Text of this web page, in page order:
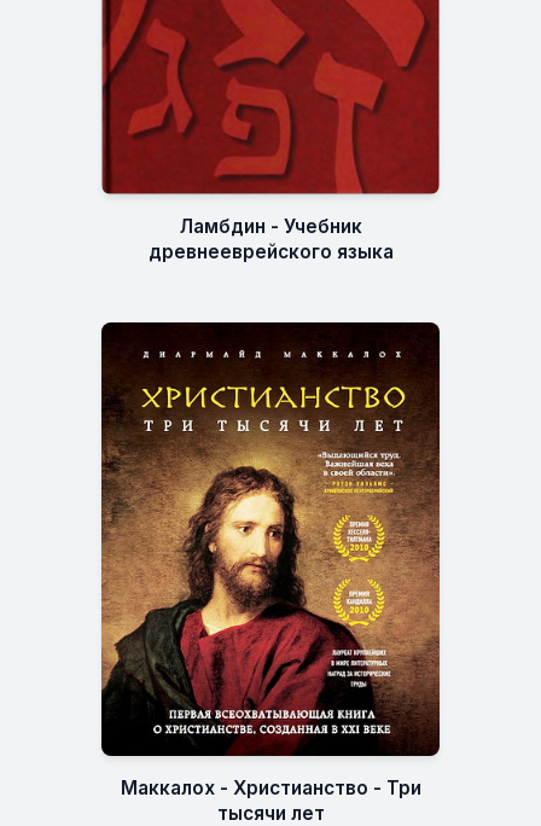
Ламбдин - Учебник
древнееврейского языка
Маккалох - Христианство - Три
тысячи лет